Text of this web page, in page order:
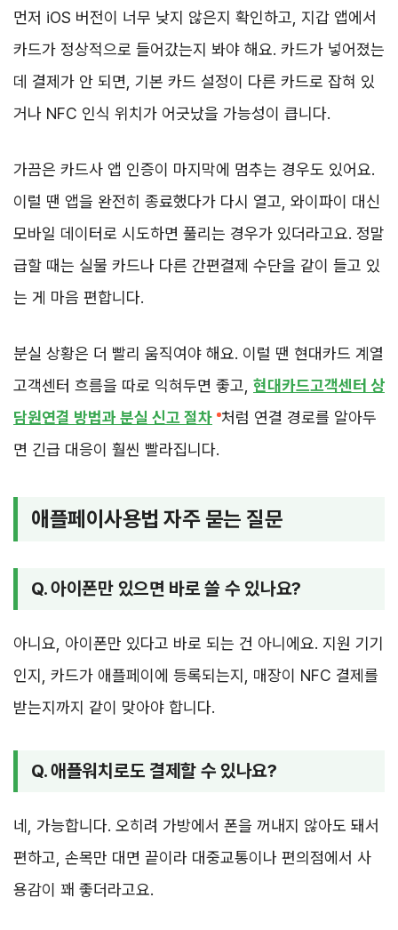
먼저 iOS 버전이 너무 낮지 않은지 확인하고, 지갑 앱에서
카드가 정상적으로 들어갔는지 봐야 해요. 카드가 넣어졌는
데 결제가 안 되면, 기본 카드 설정이 다른 카드로 잡혀 있
거나 NFC 인식 위치가 어긋났을 가능성이 큽니다.
가끔은 카드사 앱 인증이 마지막에 멈추는 경우도 있어요.
이럴 땐 앱을 완전히 종료했다가 다시 열고, 와이파이 대신
모바일 데이터로 시도하면 풀리는 경우가 있더라고요. 정말
급할 때는 실물 카드나 다른 간편결제 수단을 같이 들고 있
는 게 마음 편합니다.
분실 상황은 더 빨리 움직여야 해요. 이럴 땐 현대카드 계열
고객센터 흐름을 따로 익혀두면 좋고, 현대카드고객센터 상
담원연결 방법과 분실 신고 절차 처럼 연결 경로를 알아두
면 긴급 대응이 훨씬 빨라집니다.
애플페이사용법 자주 묻는 질문
Q. 아이폰만 있으면 바로 쓸 수 있나요?
아니요, 아이폰만 있다고 바로 되는 건 아니에요. 지원 기기
인지, 카드가 애플페이에 등록되는지, 매장이 NFC 결제를
받는지까지 같이 맞아야 합니다.
Q. 애플워치로도 결제할 수 있나요?
네, 가능합니다. 오히려 가방에서 폰을 꺼내지 않아도 돼서
편하고, 손목만 대면 끝이라 대중교통이나 편의점에서 사
용감이 꽤 좋더라고요.